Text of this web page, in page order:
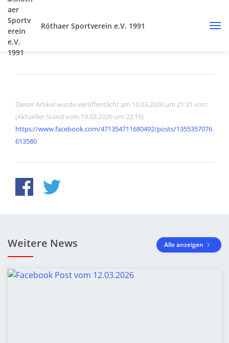
Röthaer Sportverein e.V. 1991
Dieser Artikel wurde veröffentlicht am 19.03.2026 um 21:31 von:
(Aktueller Stand vom 19.03.2026 um 22:15)
https://www.facebook.com/471354711680492/posts/1355357076
613580
Weitere News Alle anzeigen